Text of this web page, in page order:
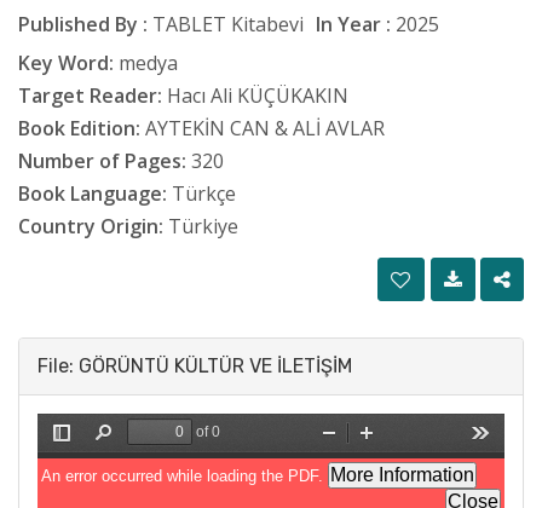
Published By : TABLET Kitabevi In Year : 2025
Key Word: medya
Target Reader: Hacı Ali KÜÇÜKAKIN
Book Edition: AYTEKİN CAN & ALİ AVLAR
Number of Pages: 320
Book Language: Türkçe
Country Origin: Türkiye
File: GÖRÜNTÜ KÜLTÜR VE İLETİŞİM